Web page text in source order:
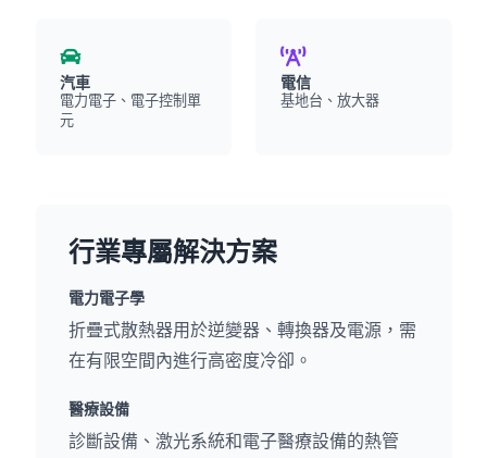
汽車
電力電子、電子控制單
元
電信
基地台、放大器
行業專屬解決方案
電力電子學
折疊式散熱器用於逆變器、轉換器及電源，需
在有限空間內進行高密度冷卻。
醫療設備
診斷設備、激光系統和電子醫療設備的熱管